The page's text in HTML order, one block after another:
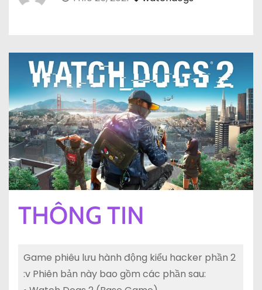
THÔNG TIN
Game phiêu lưu hành động kiểu hacker phần 2
:v Phiên bản này bao gồm các phần sau: